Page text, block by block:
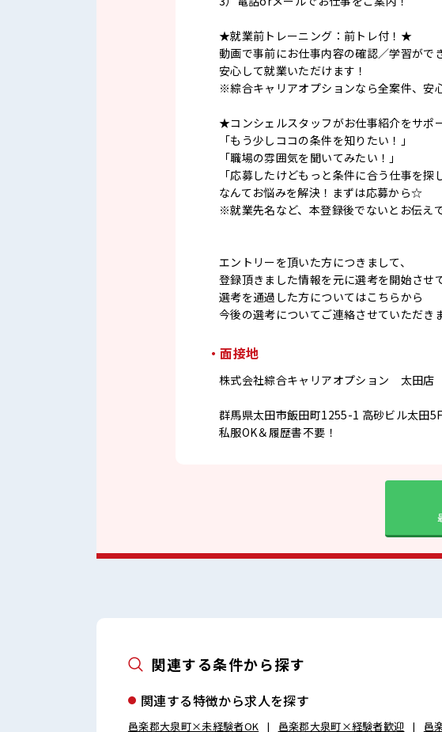
★就業前トレーニング：前トレ付！★
動画で事前にお仕事内容の確認／学習がで
安心して就業いただけます！
※綜合キャリアオプションなら全案件、安
★コンシェルスタッフがお仕事紹介をサポ
「もう少しココの条件を知りたい！」
「職場の雰囲気を聞いてみたい！」
「応募したけどもっと条件に合う仕事を探
なんてお悩みを解決！まずは応募から☆
※就業先名など、本登録後でないとお伝え
エントリーを頂いた方につきまして、
登録頂きました情報を元に選考を開始させ
選考を通過した方についてはこちらから
今後の選考についてご連絡させていただきま
・面接地
株式会社綜合キャリアオプション 太田店
群馬県太田市飯田町1255-1 高砂ビル太田5F
私服OK＆履歴書不要！
関連する条件から探す
関連する特徴から求人を探す
邑楽郡大泉町×未経験者OK 邑楽郡大泉町×経験者歓迎 邑